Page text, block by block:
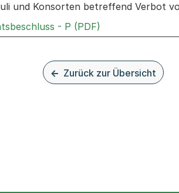
und Konsorten betreffend Verbot
- P (PDF)
Zurück zur Übersicht